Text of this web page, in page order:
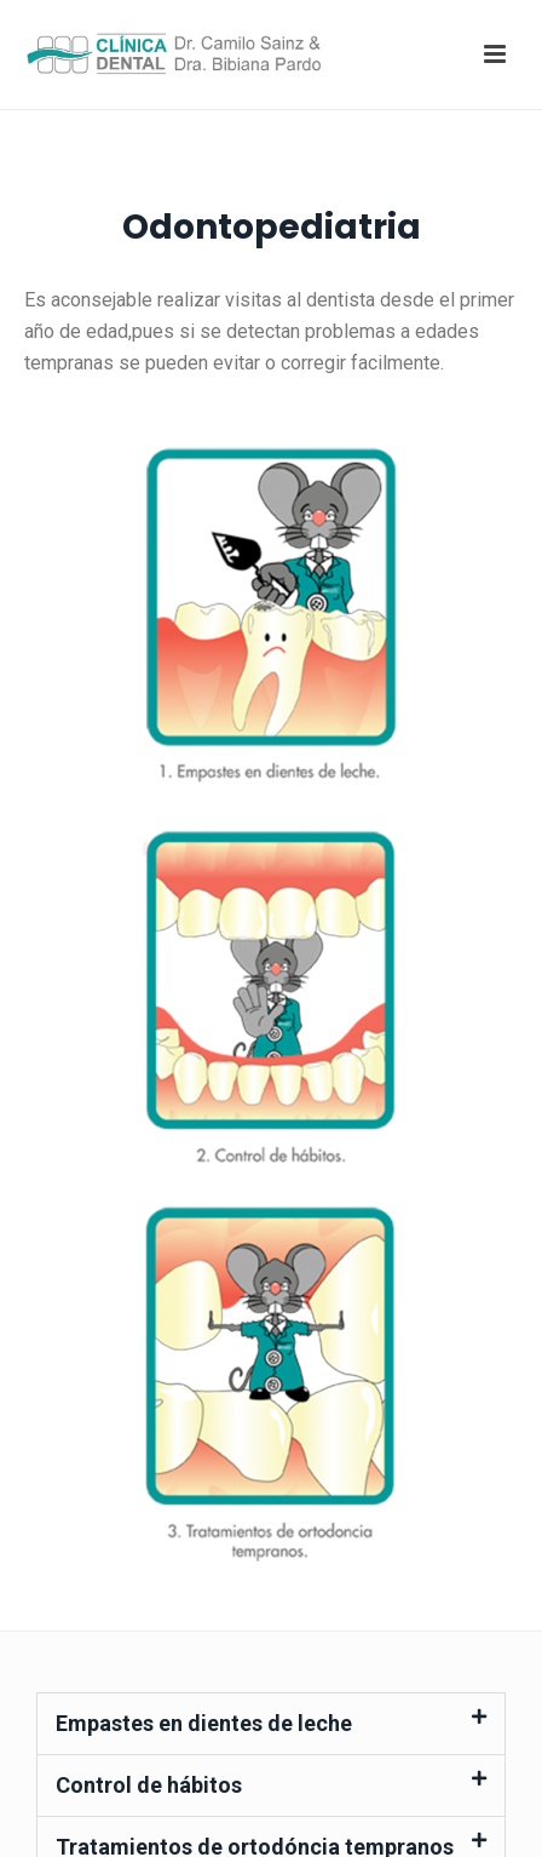
Odontopediatria
Es aconsejable realizar visitas al dentista desde el primer
año de edad,pues si se detectan problemas a edades
tempranas se pueden evitar o corregir facilmente.
Empastes en dientes de leche
Control de hábitos
Tratamientos de ortodóncia tempranos